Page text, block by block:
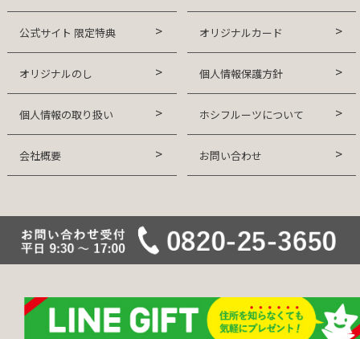
公式サイト 限定特典 オリジナルカード
オリジナルのし 個人情報保護方針
個人情報の取り扱い ホシフルーツについて
会社概要 お問い合わせ